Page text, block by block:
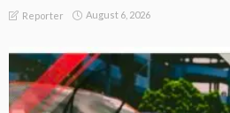
Reporter August 6, 2026